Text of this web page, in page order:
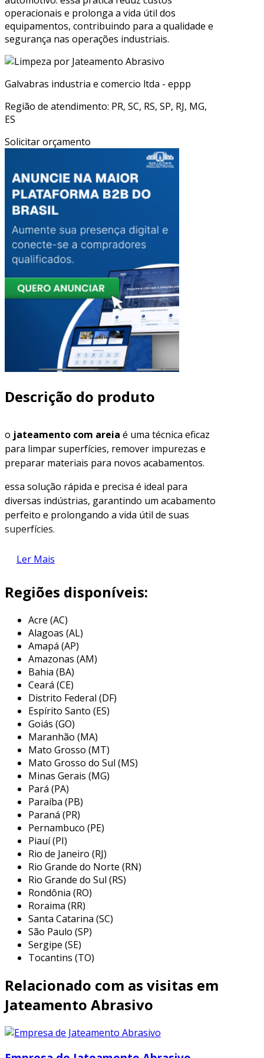
operacionais e prolonga a vida útil dos
equipamentos, contribuindo para a qualidade e
segurança nas operações industriais.
Galvabras industria e comercio ltda - eppp
Região de atendimento: PR, SC, RS, SP, RJ, MG,
ES
Solicitar orçamento
Descrição do produto
o jateamento com areia é uma técnica eficaz
para limpar superfícies, remover impurezas e
preparar materiais para novos acabamentos.
essa solução rápida e precisa é ideal para
diversas indústrias, garantindo um acabamento
perfeito e prolongando a vida útil de suas
superfícies.
explore como o jateamento pode atender às
suas necessidades específicas de manutenção e
características do jateamento com
areia
com ojateamento com areia
uma técnica eficaz para preparar superfícies
metálicas, removendo incrustações, oxidações e
resíduos de forma eficiente.
esta abordagem atende a demandas
industriais, garantindo superfícies livres de
impurezas para melhor aderência de
revestimentos.
ao otimizar esse processo, o jateamento com
areia reduz os tempos de parada para
manutenção, aumentando a produtividade e
assegurando que sua linha de produção
funcione sem interrupções indesejadas.
vantagens e benefícios
jateamento com areiaoferece inúmeras
vantagens que impactam diretamente a
eficiência operacional de sua empresa. ao
proporcionar uma limpeza uniforme e
controlada de superfícies, ele maximiza a
aderência de novas camadas de pintura ou
revestimentos, reduzindo significativamente a
necessidade de reparos frequentes.
além disso, ao prolongar a durabilidade dos
materiais processados, o jateamento com areia
contribui para menor custo total de operação,
Ler Mais
Regiões disponíveis:
Acre (AC)
Alagoas (AL)
Amapá (AP)
Amazonas (AM)
Bahia (BA)
Ceará (CE)
Distrito Federal (DF)
Espírito Santo (ES)
Goiás (GO)
Maranhão (MA)
Mato Grosso (MT)
Mato Grosso do Sul (MS)
Minas Gerais (MG)
Pará (PA)
Paraíba (PB)
Paraná (PR)
Pernambuco (PE)
Piauí (PI)
Rio de Janeiro (RJ)
Rio Grande do Norte (RN)
Rio Grande do Sul (RS)
Rondônia (RO)
Roraima (RR)
Santa Catarina (SC)
São Paulo (SP)
Sergipe (SE)
Tocantins (TO)
Relacionado com as visitas em
Jateamento Abrasivo